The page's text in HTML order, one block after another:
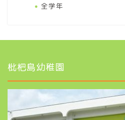
全学年
枇杷島幼稚園